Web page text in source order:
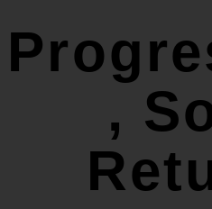
,